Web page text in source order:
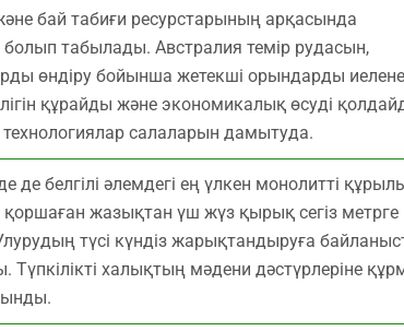
бай табиғи ресурстарының арқасында
табылады. Австралия темір рудасын,
өндіру бойынша жетекші орындарды
құрайды және экономикалық өсуді
салаларын дамытуда.
де белгілі әлемдегі ең үлкен монолитті
жазықтан үш жүз қырық сегіз метрге
түсі күндіз жарықтандыруға
Түпкілікті халықтың мәдени дәстүрлеріне